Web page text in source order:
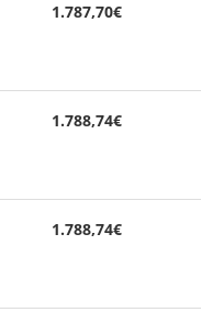
1.787,70€
1.788,74€
1.788,74€